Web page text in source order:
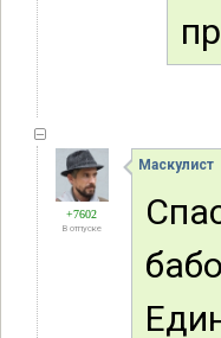
+7602
В отпуске
Маскулист